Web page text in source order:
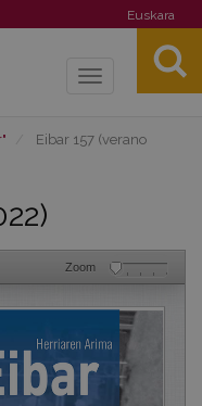
Euskara
Toggle
Eibar 157 (verano
Zoom